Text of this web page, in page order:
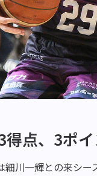
得点、3ポ
細川一輝との来シ